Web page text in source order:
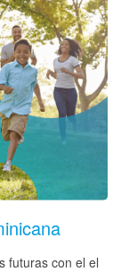
futuras con el el